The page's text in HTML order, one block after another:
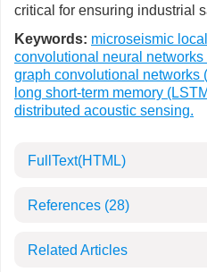
critical for ensuring industrial
Keywords: microseismic
convolutional neural networks
graph convolutional networks
long short-term memory
distributed acoustic sensing.
FullText(HTML)
References (28)
Related Articles